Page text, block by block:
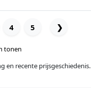
4 5 ❯
tonen
en recente prijsgeschiedenis.